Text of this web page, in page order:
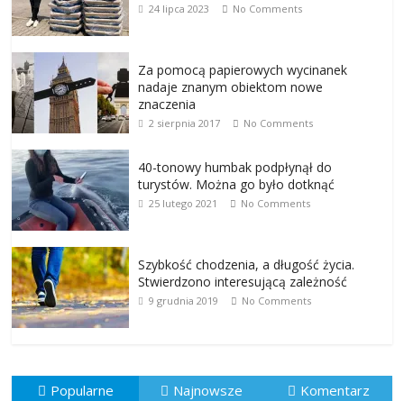
24 lipca 2023 No Comments
Za pomocą papierowych wycinanek
nadaje znanym obiektom nowe
znaczenia
2 sierpnia 2017 No Comments
40-tonowy humbak podpłynął do
turystów. Można go było dotknąć
25 lutego 2021 No Comments
Szybkość chodzenia, a długość życia.
Stwierdzono interesującą zależność
9 grudnia 2019 No Comments
Popularne Najnowsze Komentarz